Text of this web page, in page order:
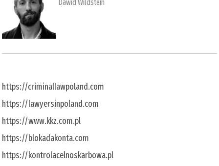
Dawid Wildstein
https://criminallawpoland.com
https://lawyersinpoland.com
https://www.kkz.com.pl
https://blokadakonta.com
https://kontrolacelnoskarbowa.pl